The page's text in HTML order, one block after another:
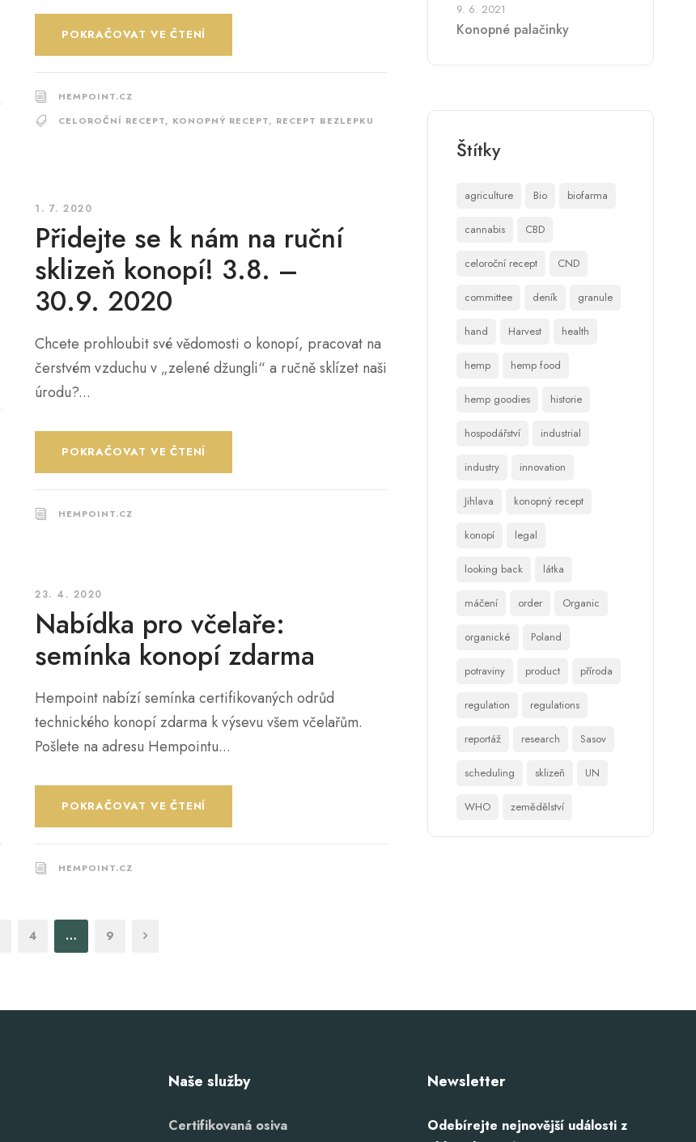
POKRAČOVAT VE ČTENÍ
HEMPOINT.CZ
CELOROČNÍ RECEPT, KONOPNÝ RECEPT, RECEPT BEZLEPKU
1. 7. 2020
Přidejte se k nám na ruční
sklizeň konopí! 3.8. –
30.9. 2020
Chcete prohloubit své vědomosti o konopí, pracovat na
čerstvém vzduchu v „zelené džungli“ a ručně sklízet naši
úrodu?...
POKRAČOVAT VE ČTENÍ
HEMPOINT.CZ
23. 4. 2020
Nabídka pro včelaře:
semínka konopí zdarma
Hempoint nabízí semínka certifikovaných odrůd
technického konopí zdarma k výsevu všem včelařům.
Pošlete na adresu Hempointu...
POKRAČOVAT VE ČTENÍ
HEMPOINT.CZ
4 … 9
9. 6. 2021
Konopné palačinky
Štítky
agriculture Bio biofarma
cannabis CBD
celoroční recept CND
committee deník granule
hand Harvest health
hemp hemp food
hemp goodies historie
hospodářství industrial
industry innovation
Jihlava konopný recept
konopí legal
looking back látka
máčení order Organic
organické Poland
potraviny product příroda
regulation regulations
reportáž research Sasov
scheduling sklizeň UN
WHO zemědělství
Naše služby
Certifikovaná osiva
Newsletter
Odebírejte nejnovější události z